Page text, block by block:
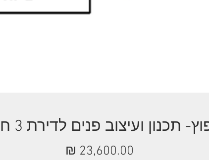
תכנון ועיצוב פנים לדירת 3 חדרים